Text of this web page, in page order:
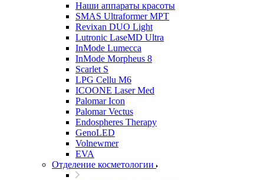
Наши аппараты красоты
SMAS Ultraformer MPT
Revixan DUO Light
Lutronic LaseMD Ultra
InMode Lumecca
InMode Morpheus 8
Scarlet S
LPG Cellu M6
ICOONE Laser Med
Palomar Icon
Palomar Vectus
Endospheres Therapy
GenoLED
Volnewmer
EVA
Отделение косметологии